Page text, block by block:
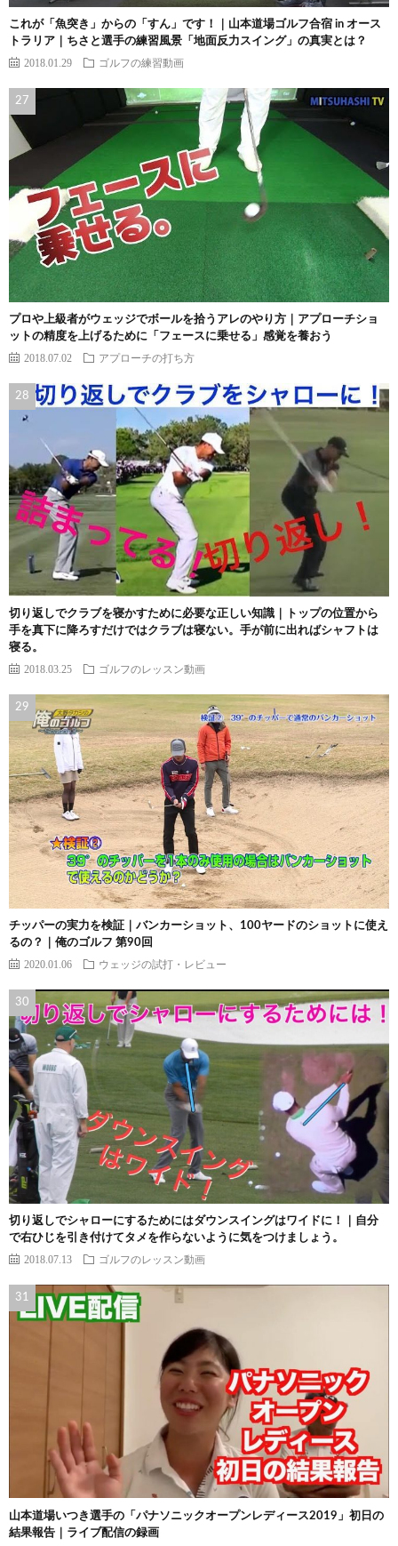
これが「魚突き」からの「すん」です！｜山本道場ゴルフ合宿 in オース
トラリア｜ちさと選手の練習風景「地面反力スイング」の真実とは？
2018.01.29 ゴルフの練習動画
プロや上級者がウェッジでボールを拾うアレのやり方｜アプローチショ
ットの精度を上げるために「フェースに乗せる」感覚を養おう
2018.07.02 アプローチの打ち方
切り返しでクラブを寝かすために必要な正しい知識｜トップの位置から
手を真下に降ろすだけではクラブは寝ない。手が前に出ればシャフトは
寝る。
2018.03.25 ゴルフのレッスン動画
チッパーの実力を検証｜バンカーショット、100ヤードのショットに使え
るの？｜俺のゴルフ 第90回
2020.01.06 ウェッジの試打・レビュー
切り返しでシャローにするためにはダウンスイングはワイドに！｜自分
で右ひじを引き付けてタメを作らないように気をつけましょう。
2018.07.13 ゴルフのレッスン動画
山本道場いつき選手の「パナソニックオープンレディース2019」初日の
結果報告｜ライブ配信の録画